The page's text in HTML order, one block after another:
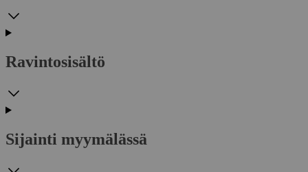
Ravintosisältö
Sijainti myymälässä